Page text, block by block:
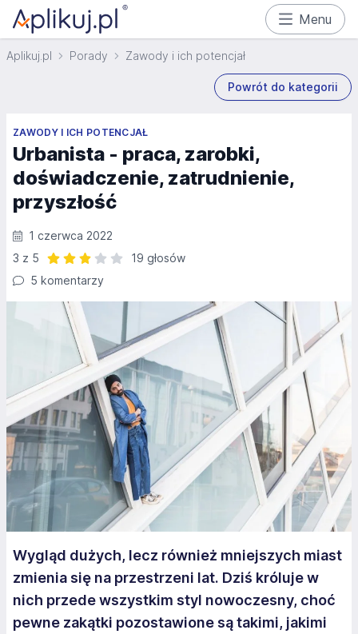
Menu
Aplikuj.pl Porady Zawody i ich potencjał
Powrót do kategorii
ZAWODY I ICH POTENCJAŁ
Urbanista - praca, zarobki,
doświadczenie, zatrudnienie,
przyszłość
1 czerwca 2022
3 z 5
19 głosów
5 komentarzy
Wygląd dużych, lecz również mniejszych miast
zmienia się na przestrzeni lat. Dziś króluje w
nich przede wszystkim styl nowoczesny, choć
pewne zakątki pozostawione są takimi, jakimi